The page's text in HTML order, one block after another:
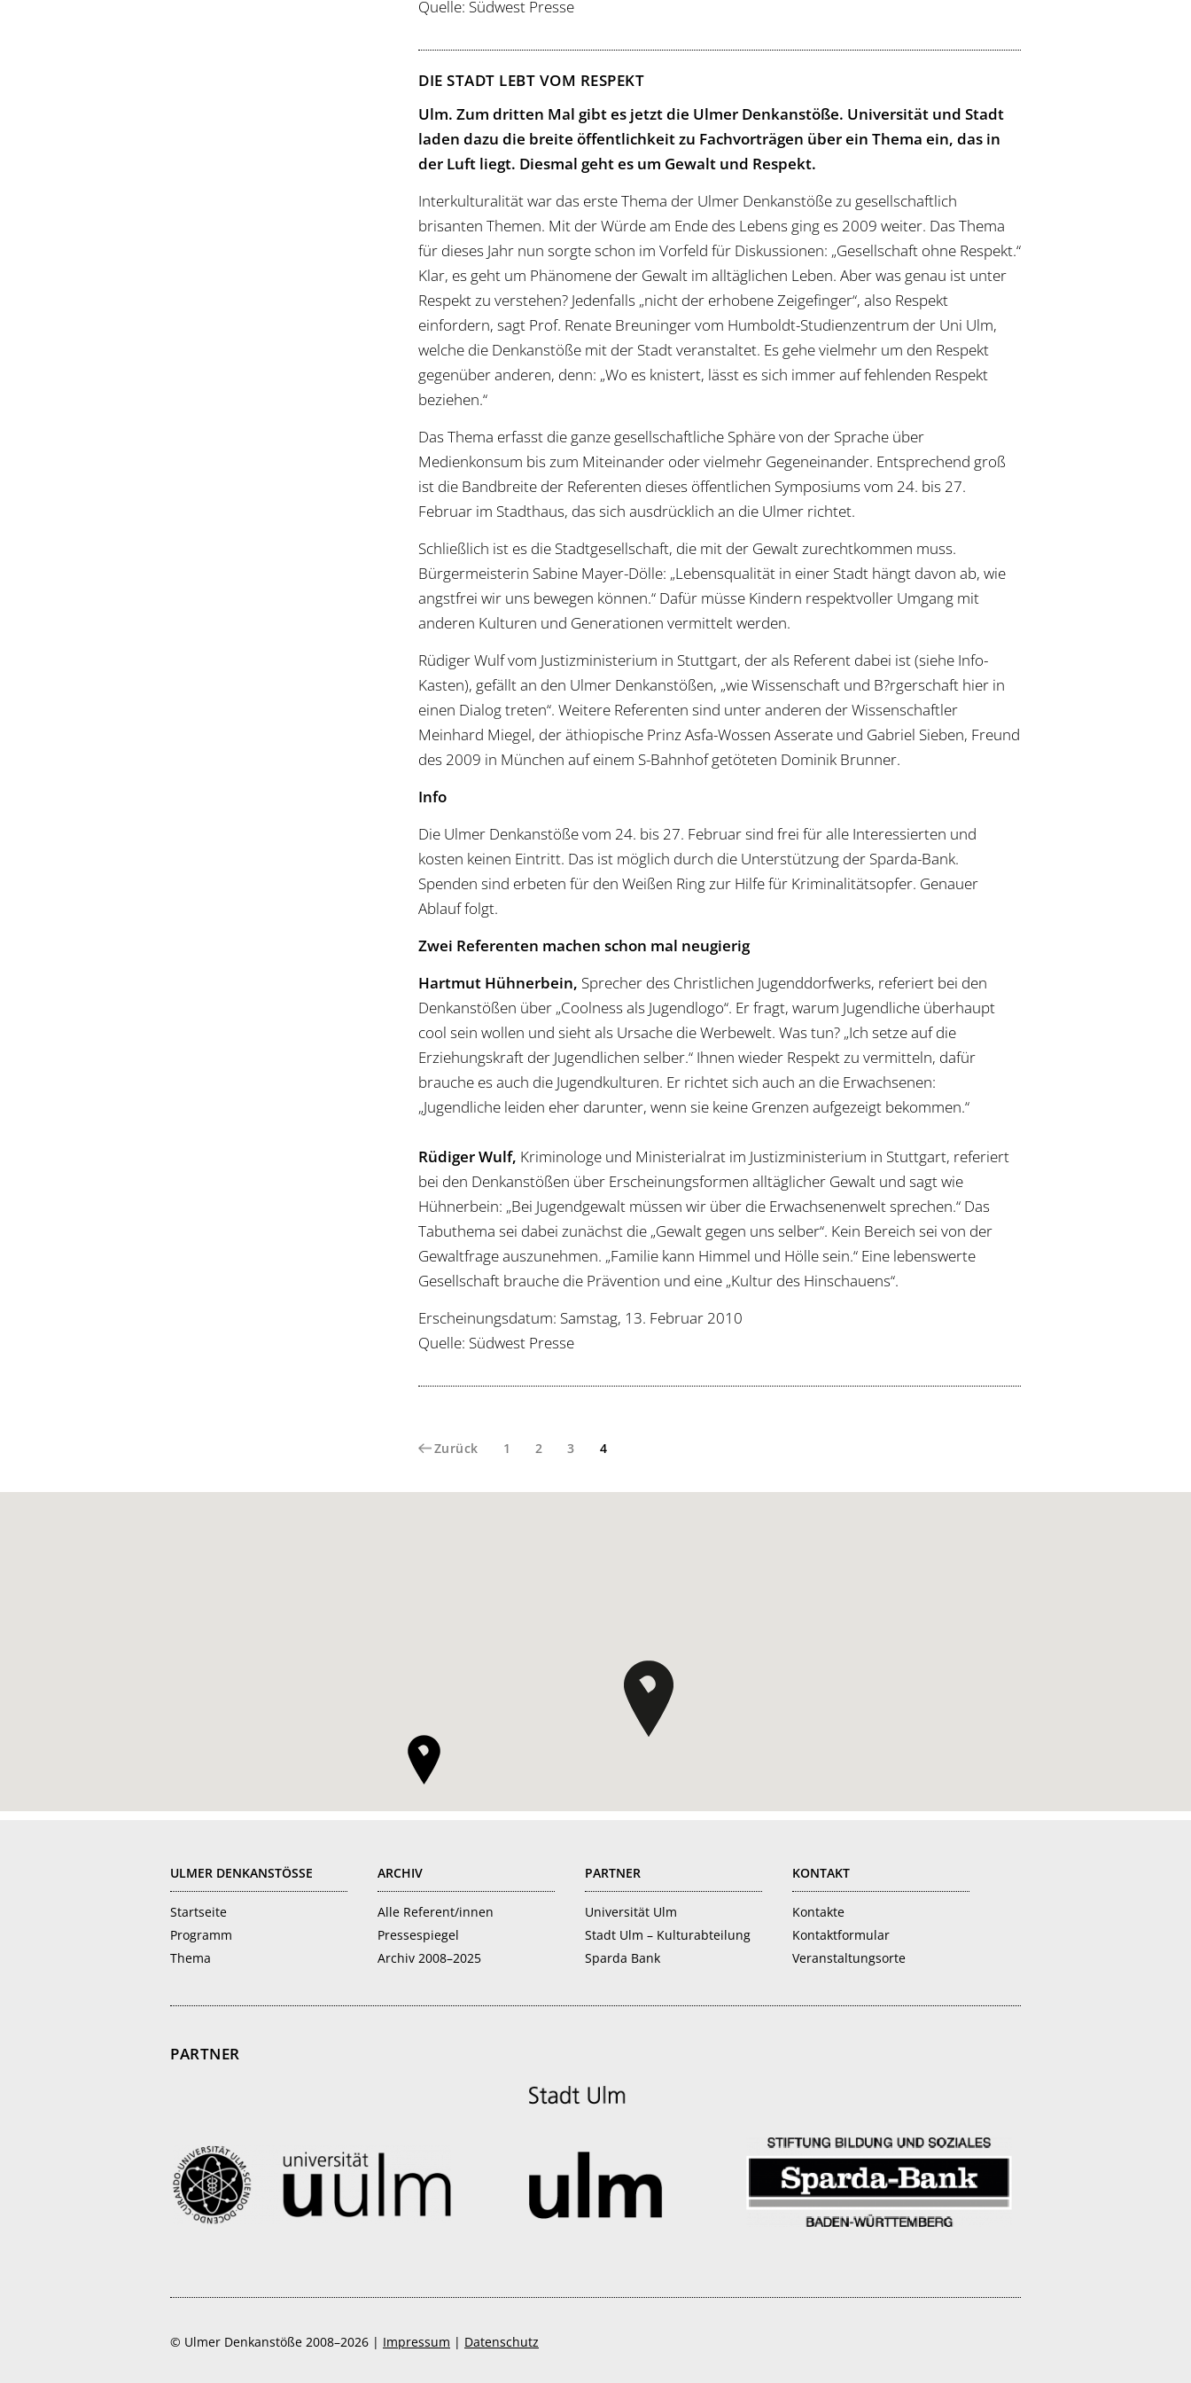
Quelle: Südwest Presse
DIE STADT LEBT VOM RESPEKT
Ulm. Zum dritten Mal gibt es jetzt die Ulmer Denkanstöße. Universität und Stadt
laden dazu die breite öffentlichkeit zu Fachvorträgen über ein Thema ein, das in
der Luft liegt. Diesmal geht es um Gewalt und Respekt.
Interkulturalität war das erste Thema der Ulmer Denkanstöße zu gesellschaftlich
brisanten Themen. Mit der Würde am Ende des Lebens ging es 2009 weiter. Das Thema
für dieses Jahr nun sorgte schon im Vorfeld für Diskussionen: „Gesellschaft ohne Respekt.“
Klar, es geht um Phänomene der Gewalt im alltäglichen Leben. Aber was genau ist unter
Respekt zu verstehen? Jedenfalls „nicht der erhobene Zeigefinger“, also Respekt
einfordern, sagt Prof. Renate Breuninger vom Humboldt-Studienzentrum der Uni Ulm,
welche die Denkanstöße mit der Stadt veranstaltet. Es gehe vielmehr um den Respekt
gegenüber anderen, denn: „Wo es knistert, lässt es sich immer auf fehlenden Respekt
beziehen.“
Das Thema erfasst die ganze gesellschaftliche Sphäre von der Sprache über
Medienkonsum bis zum Miteinander oder vielmehr Gegeneinander. Entsprechend groß
ist die Bandbreite der Referenten dieses öffentlichen Symposiums vom 24. bis 27.
Februar im Stadthaus, das sich ausdrücklich an die Ulmer richtet.
Schließlich ist es die Stadtgesellschaft, die mit der Gewalt zurechtkommen muss.
Bürgermeisterin Sabine Mayer-Dölle: „Lebensqualität in einer Stadt hängt davon ab, wie
angstfrei wir uns bewegen können.“ Dafür müsse Kindern respektvoller Umgang mit
anderen Kulturen und Generationen vermittelt werden.
Rüdiger Wulf vom Justizministerium in Stuttgart, der als Referent dabei ist (siehe Info-
Kasten), gefällt an den Ulmer Denkanstößen, „wie Wissenschaft und B?rgerschaft hier in
einen Dialog treten“. Weitere Referenten sind unter anderen der Wissenschaftler
Meinhard Miegel, der äthiopische Prinz Asfa-Wossen Asserate und Gabriel Sieben, Freund
des 2009 in München auf einem S-Bahnhof getöteten Dominik Brunner.
Info
Die Ulmer Denkanstöße vom 24. bis 27. Februar sind frei für alle Interessierten und
kosten keinen Eintritt. Das ist möglich durch die Unterstützung der Sparda-Bank.
Spenden sind erbeten für den Weißen Ring zur Hilfe für Kriminalitätsopfer. Genauer
Ablauf folgt.
Zwei Referenten machen schon mal neugierig
Hartmut Hühnerbein, Sprecher des Christlichen Jugenddorfwerks, referiert bei den
Denkanstößen über „Coolness als Jugendlogo“. Er fragt, warum Jugendliche überhaupt
cool sein wollen und sieht als Ursache die Werbewelt. Was tun? „Ich setze auf die
Erziehungskraft der Jugendlichen selber.“ Ihnen wieder Respekt zu vermitteln, dafür
brauche es auch die Jugendkulturen. Er richtet sich auch an die Erwachsenen:
„Jugendliche leiden eher darunter, wenn sie keine Grenzen aufgezeigt bekommen.“
Rüdiger Wulf, Kriminologe und Ministerialrat im Justizministerium in Stuttgart, referiert
bei den Denkanstößen über Erscheinungsformen alltäglicher Gewalt und sagt wie
Hühnerbein: „Bei Jugendgewalt müssen wir über die Erwachsenenwelt sprechen.“ Das
Tabuthema sei dabei zunächst die „Gewalt gegen uns selber“. Kein Bereich sei von der
Gewaltfrage auszunehmen. „Familie kann Himmel und Hölle sein.“ Eine lebenswerte
Gesellschaft brauche die Prävention und eine „Kultur des Hinschauens“.
Erscheinungsdatum: Samstag, 13. Februar 2010
Quelle: Südwest Presse
Zurück Seite
1 Seite
2 Seite
3 Seite
4
ULMER DENKANSTÖSSE
Startseite
Programm
Thema
ARCHIV
Alle Referent/innen
Pressespiegel
Archiv 2008–2025
PARTNER
Universität Ulm
Stadt Ulm – Kulturabteilung
Sparda Bank
KONTAKT
Kontakte
Kontaktformular
Veranstaltungsorte
PARTNER
© Ulmer Denkanstöße 2008–2026 | Impressum | Datenschutz